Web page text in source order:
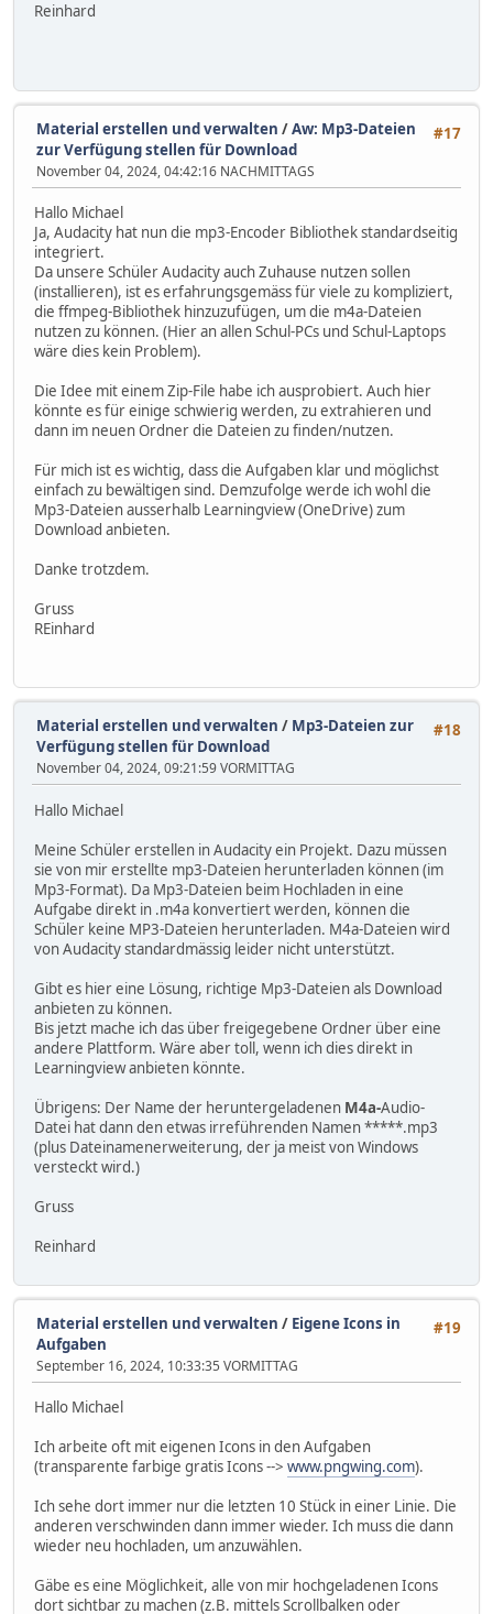
Reinhard
#17
Material erstellen und verwalten /Aw: Mp3-Dateien
zur Verfügung stellen für Download
November 04, 2024, 04:42:16 NACHMITTAGS
Hallo Michael
Ja, Audacity hat nun die mp3-Encoder Bibliothek standardseitig
integriert.
Da unsere Schüler Audacity auch Zuhause nutzen sollen
(installieren), ist es erfahrungsgemäss für viele zu kompliziert,
die ffmpeg-Bibliothek hinzuzufügen, um die m4a-Dateien
nutzen zu können. (Hier an allen Schul-PCs und Schul-Laptops
wäre dies kein Problem).
Die Idee mit einem Zip-File habe ich ausprobiert. Auch hier
könnte es für einige schwierig werden, zu extrahieren und
dann im neuen Ordner die Dateien zu finden/nutzen.
Für mich ist es wichtig, dass die Aufgaben klar und möglichst
einfach zu bewältigen sind. Demzufolge werde ich wohl die
Mp3-Dateien ausserhalb Learningview (OneDrive) zum
Download anbieten.
Danke trotzdem.
Gruss
REinhard
#18
Material erstellen und verwalten / Mp3-Dateien zur
Verfügung stellen für Download
November 04, 2024, 09:21:59 VORMITTAG
Hallo Michael
Meine Schüler erstellen in Audacity ein Projekt. Dazu müssen
sie von mir erstellte mp3-Dateien herunterladen können (im
Mp3-Format). Da Mp3-Dateien beim Hochladen in eine
Aufgabe direkt in .m4a konvertiert werden, können die
Schüler keine MP3-Dateien herunterladen. M4a-Dateien wird
von Audacity standardmässig leider nicht unterstützt.
Gibt es hier eine Lösung, richtige Mp3-Dateien als Download
anbieten zu können.
Bis jetzt mache ich das über freigegebene Ordner über eine
andere Plattform. Wäre aber toll, wenn ich dies direkt in
Learningview anbieten könnte.
Übrigens: Der Name der heruntergeladenen M4a-Audio-
Datei hat dann den etwas irreführenden Namen *****.mp3
(plus Dateinamenerweiterung, der ja meist von Windows
versteckt wird.)
Gruss
Reinhard
#19
Material erstellen und verwalten / Eigene Icons in
Aufgaben
September 16, 2024, 10:33:35 VORMITTAG
Hallo Michael
Ich arbeite oft mit eigenen Icons in den Aufgaben
(transparente farbige gratis Icons --> www.pngwing.com).
Ich sehe dort immer nur die letzten 10 Stück in einer Linie. Die
anderen verschwinden dann immer wieder. Ich muss die dann
wieder neu hochladen, um anzuwählen.
Gäbe es eine Möglichkeit, alle von mir hochgeladenen Icons
dort sichtbar zu machen (z.B. mittels Scrollbalken oder